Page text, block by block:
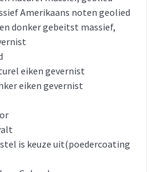
Amerikaans noten geolied
donker gebeitst massief,
eiken gevernist
eiken gevernist
is keuze uit(poedercoating